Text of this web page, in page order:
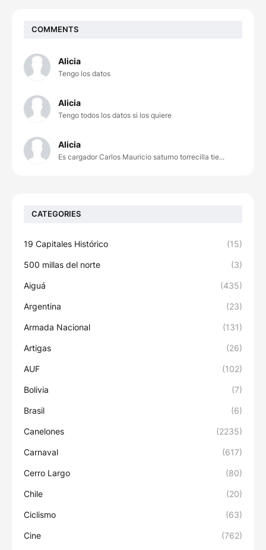
COMMENTS
Alicia
Tengo los datos
Alicia
Tengo todos los datos si los quiere
Alicia
Es cargador Carlos Mauricio saturno torrecilla tie...
CATEGORIES
19 Capitales Histórico (15)
500 millas del norte (3)
Aiguá (435)
Argentina (23)
Armada Nacional (131)
Artigas (26)
AUF (102)
Bolivia (7)
Brasil (6)
Canelones (2235)
Carnaval (617)
Cerro Largo (80)
Chile (20)
Ciclismo (63)
Cine (762)